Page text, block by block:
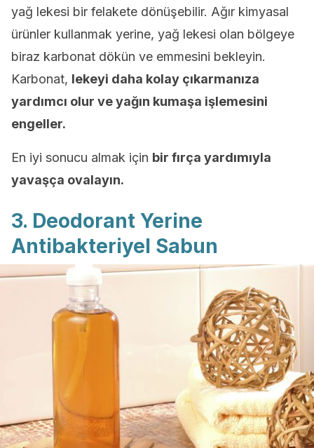
yağ lekesi bir felakete dönüşebilir. Ağır kimyasal
ürünler kullanmak yerine, yağ lekesi olan bölgeye
biraz karbonat dökün ve emmesini bekleyin.
Karbonat, lekeyi daha kolay çıkarmanıza
yardımcı olur ve yağın kumaşa işlemesini
engeller.
En iyi sonucu almak için bir fırça yardımıyla
yavaşça ovalayın.
3. Deodorant Yerine
Antibakteriyel Sabun